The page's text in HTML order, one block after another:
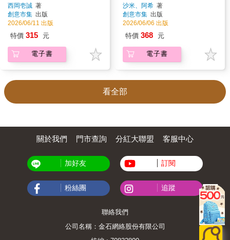
訣竅徹底拆解！一生受用的
頂尖記憶與思維技巧
西岡壱誠 著
創意市集 出版
2026/06/11 出版
特價 315 元
電子書
路線攻略，200+食宿玩買必
推景點全制霸！
沙米、阿希 著
創意市集 出版
2026/06/06 出版
特價 368 元
電子書
看全部
關於我們 門市查詢 分紅大聯盟 客服中心
加好友 訂閱
粉絲團 追蹤
聯絡我們
公司名稱：金石網絡股份有限公司